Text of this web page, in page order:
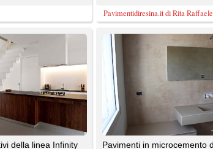
monocomponente Logica spatolato
resina è prodotto in pasta, ...
Srl